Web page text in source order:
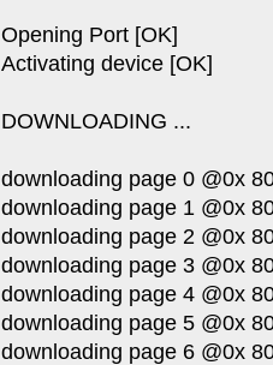
Opening Port [OK]
Activating device [OK]
DOWNLOADING ...
downloading page 0 @0x
downloading page 1 @0x
downloading page 2 @0x
downloading page 3 @0x
downloading page 4 @0x
downloading page 5 @0x
downloading page 6 @0x